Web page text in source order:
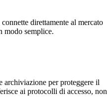
direttamente al mercato
modo semplice.
archiviazione per proteggere il
ai protocolli di accesso, non